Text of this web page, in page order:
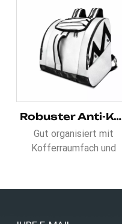
Robuster Anti-Kälte-Skischuh-Rucksack für Skiabenteuer
Gut organisiert mit
Kofferraumfach und
Skischuh-Rucksack für
strapazierfähigem und